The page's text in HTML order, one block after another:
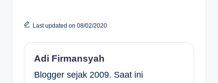
Last updated on 08/02/2020
Adi Firmansyah
Blogger sejak 2009. Saat ini